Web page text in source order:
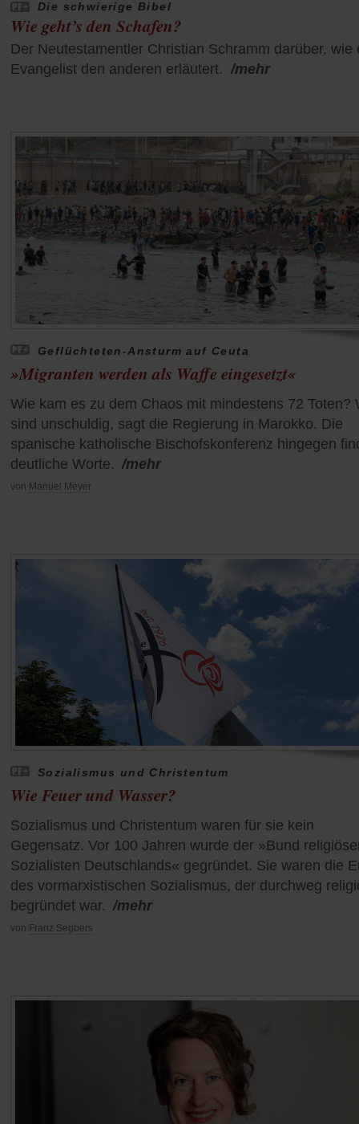
Die schwierige Bibel
Wie geht’s den Schafen?
Der Neutestamentler Christian Schramm darüber, wie
Evangelist den anderen erläutert. /mehr
Geflüchteten-Ansturm auf Ceuta
»Migranten werden als Waffe eingesetzt«
Wie kam es zu dem Chaos mit mindestens 72 Toten?
sind unschuldig, sagt die Regierung in Marokko. Die
spanische katholische Bischofskonferenz hingegen
deutliche Worte. /mehr
von Manuel Meyer
Sozialismus und Christentum
Wie Feuer und Wasser?
Sozialismus und Christentum waren für sie kein
Gegensatz. Vor 100 Jahren wurde der »Bund
Sozialisten Deutschlands« gegründet. Sie waren die
des vormarxistischen Sozialismus, der durchweg
begründet war. /mehr
von Franz Segbers